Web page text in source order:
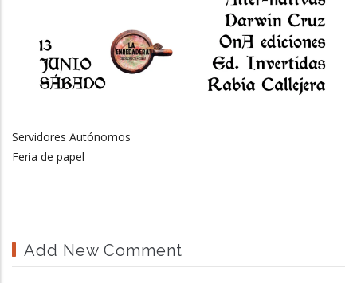
Servidores Autónomos
Feria de papel
Add New Comment